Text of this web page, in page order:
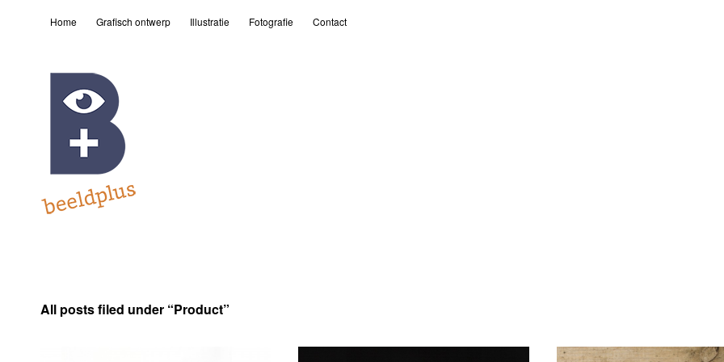
Home Grafisch ontwerp Illustratie Fotografie Contact
All posts filed under “Product”